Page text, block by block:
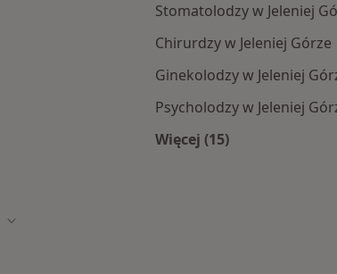
Stomatolodzy w Jeleniej
Chirurdzy w Jeleniej Górze
Ginekolodzy w Jeleniej
Psycholodzy w Jeleniej
Więcej (15)
Zmień miasto